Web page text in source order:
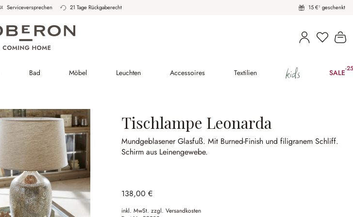
Serviceversprechen 21 Tage Rückgaberecht 15 €¹ geschenkt
Du hast
Bad Möbel Leuchten Accessoires Textilien kids SALE-
Tischlampe Leonarda
Mundgeblasener Glasfuß.Mit Burned-Finish und filigranem Schliff.
Schirm aus Leinengewebe.
138,00 €
inkl. MwSt. zzgl. Versandkosten